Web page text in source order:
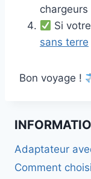
chargeurs
Si
sans terre
Bon voyage !
Adaptateur
Comment